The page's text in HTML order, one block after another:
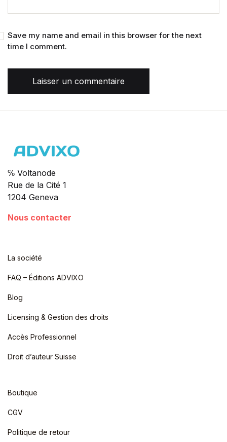
Save my name and email in this browser for the next
time I comment.
Laisser un commentaire
℅ Voltanode
Rue de la Cité 1
1204 Geneva
Nous contacter
La société
FAQ – Éditions ADVIXO
Blog
Licensing & Gestion des droits
Accès Professionnel
Droit d’auteur Suisse
Boutique
CGV
Politique de retour